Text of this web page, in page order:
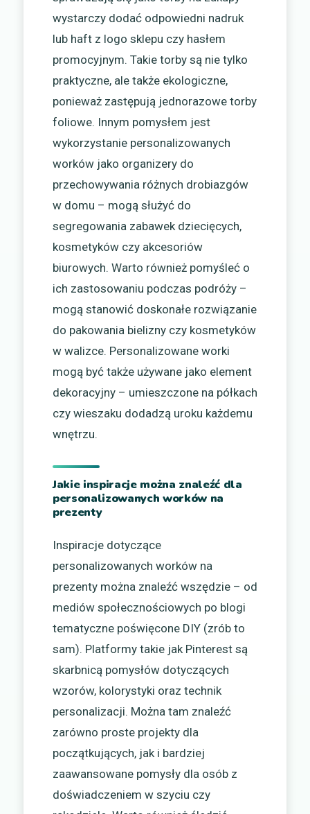
wystarczy dodać odpowiedni nadruk
lub haft z logo sklepu czy hasłem
promocyjnym. Takie torby są nie tylko
praktyczne, ale także ekologiczne,
ponieważ zastępują jednorazowe torby
foliowe. Innym pomysłem jest
wykorzystanie personalizowanych
worków jako organizery do
przechowywania różnych drobiazgów
w domu – mogą służyć do
segregowania zabawek dziecięcych,
kosmetyków czy akcesoriów
biurowych. Warto również pomyśleć o
ich zastosowaniu podczas podróży –
mogą stanowić doskonałe rozwiązanie
do pakowania bielizny czy kosmetyków
w walizce. Personalizowane worki
mogą być także używane jako element
dekoracyjny – umieszczone na półkach
czy wieszaku dodadzą uroku każdemu
wnętrzu.
Jakie inspiracje można znaleźć dla
personalizowanych worków na
prezenty
Inspiracje dotyczące
personalizowanych worków na
prezenty można znaleźć wszędzie – od
mediów społecznościowych po blogi
tematyczne poświęcone DIY (zrób to
sam). Platformy takie jak Pinterest są
skarbnicą pomysłów dotyczących
wzorów, kolorystyki oraz technik
personalizacji. Można tam znaleźć
zarówno proste projekty dla
początkujących, jak i bardziej
zaawansowane pomysły dla osób z
doświadczeniem w szyciu czy